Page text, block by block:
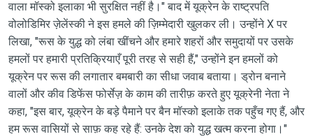
वाला मॉस्को इलाका भी सुरक्षित नहीं है।" बाद में यूक्रेन के राष्ट्रपति
वोलोडिमिर ज़ेलेंस्की ने इस हमले की ज़िम्मेदारी खुलकर ली। उन्होंने X पर
लिखा, "रूस के युद्ध को लंबा खींचने और हमारे शहरों और समुदायों पर उसके
हमलों पर हमारी प्रतिक्रियाएँ पूरी तरह से सही हैं," उन्होंने इन हमलों को
यूक्रेन पर रूस की लगातार बमबारी का सीधा जवाब बताया। ड्रोन बनाने
वालों और कीव डिफेंस फोर्सेज़ के काम की तारीफ़ करते हुए यूक्रेनी नेता ने
कहा, "इस बार, यूक्रेन के बड़े पैमाने पर बैन मॉस्को इलाके तक पहुँच गए हैं, और
हम रूस वासियों से साफ़ कह रहे हैं: उनके देश को युद्ध खत्म करना होगा।"